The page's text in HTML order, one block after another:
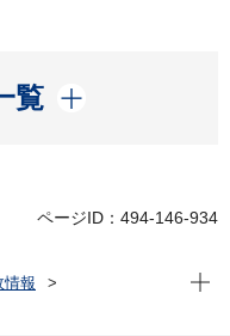
覧
ページID：494-146-934
情報
現在